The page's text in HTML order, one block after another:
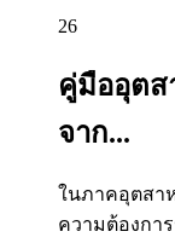
26
คู่มืออุตส
จาก...
ในภาคอุตสา
ความต้องกา